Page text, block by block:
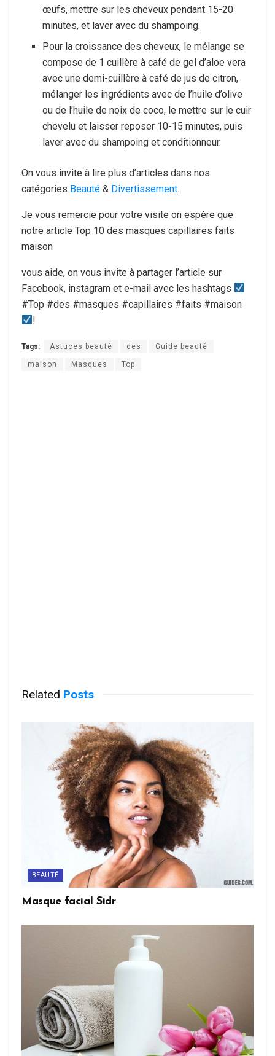
œufs, mettre sur les cheveux pendant 15-20
minutes, et laver avec du shampoing.
Pour la croissance des cheveux, le mélange se
compose de 1 cuillère à café de gel d’aloe vera
avec une demi-cuillère à café de jus de citron,
mélanger les ingrédients avec de l’huile d’olive
ou de l’huile de noix de coco, le mettre sur le cuir
chevelu et laisser reposer 10-15 minutes, puis
laver avec du shampoing et conditionneur.
On vous invite à lire plus d’articles dans nos
catégories Beauté & Divertissement.
Je vous remercie pour votre visite on espère que
notre article Top 10 des masques capillaires faits
maison
vous aide, on vous invite à partager l’article sur
Facebook, instagram et e-mail avec les hashtags
#Top #des #masques #capillaires #faits #maison
!
Tags: Astuces beauté des Guide beauté
maison Masques Top
Related Posts
BEAUTÉ
Masque facial Sidr